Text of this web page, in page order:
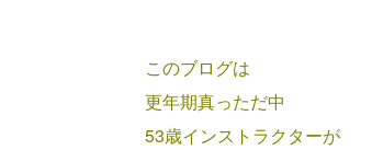
このブログは
更年期真っただ中
53歳インストラクターが